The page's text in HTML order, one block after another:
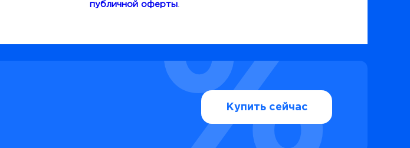
публичной оферты.
Купить сейчас